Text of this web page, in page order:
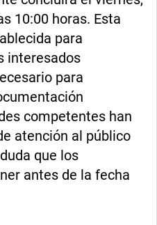
10:00 horas. Esta
para
interesados
para
competentes han
atención al público
que los
antes de la fecha